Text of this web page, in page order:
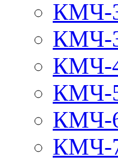
КМЧ-
КМЧ-
КМЧ-
КМЧ-
КМЧ-
КМЧ-